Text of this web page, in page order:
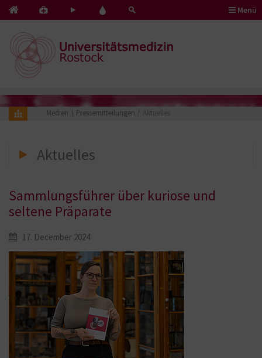
Kontakt
Notfälle
Pflege
Herz
Blut
Menü
Medien Pressemitteilungen Aktuelles
Aktuelles
Sammlungsführer über kuriose und
seltene Präparate
17. December 2024